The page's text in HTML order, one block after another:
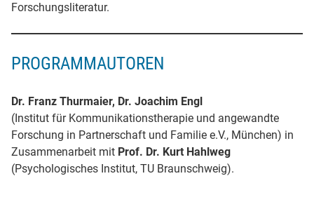
Forschungsliteratur.
PROGRAMMAUTOREN
Dr. Franz Thurmaier, Dr. Joachim Engl
(Institut für Kommunikationstherapie und angewandte
Forschung in Partnerschaft und Familie e.V., München) in
Zusammenarbeit mit Prof. Dr. Kurt Hahlweg
(Psychologisches Institut, TU Braunschweig).